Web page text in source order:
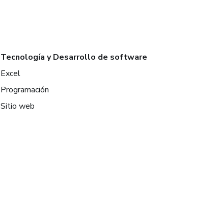
Tecnología y Desarrollo de software
Excel
Programación
Sitio web